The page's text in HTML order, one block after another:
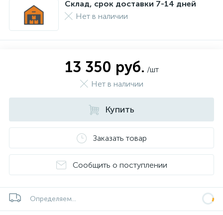
Склад, срок доставки 7-14 дней
Нет в наличии
13 350 руб. /шт
Нет в наличии
Купить
Заказать товар
Сообщить о поступлении
Определяем...